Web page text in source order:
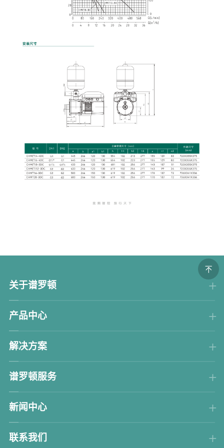
关于谱罗顿
产品中心
解决方案
谱罗顿服务
新闻中心
联系我们